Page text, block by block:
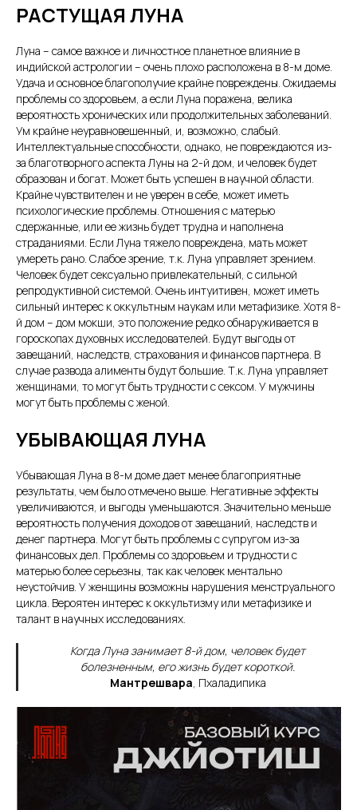
РАСТУЩАЯ ЛУНА
Луна – самое важное и личностное планетное влияние в
индийской астрологии – очень плохо расположена в 8-м доме.
Удача и основное благополучие крайне повреждены. Ожидаемы
проблемы со здоровьем, а если Луна поражена, велика
вероятность хронических или продолжительных заболеваний.
Ум крайне неуравновешенный, и, возможно, слабый.
Интеллектуальные способности, однако, не повреждаются из-
за благотворного аспекта Луны на 2-й дом, и человек будет
образован и богат. Может быть успешен в научной области.
Крайне чувствителен и не уверен в себе, может иметь
психологические проблемы. Отношения с матерью
сдержанные, или ее жизнь будет трудна и наполнена
страданиями. Если Луна тяжело повреждена, мать может
умереть рано. Слабое зрение, т.к. Луна управляет зрением.
Человек будет сексуально привлекательный, с сильной
репродуктивной системой. Очень интуитивен, может иметь
сильный интерес к оккультным наукам или метафизике. Хотя 8-
й дом – дом мокши, это положение редко обнаруживается в
гороскопах духовных исследователей. Будут выгоды от
завещаний, наследств, страхования и финансов партнера. В
случае развода алименты будут большие. Т.к. Луна управляет
женщинами, то могут быть трудности с сексом. У мужчины
могут быть проблемы с женой.
УБЫВАЮЩАЯ ЛУНА
Убывающая Луна в 8-м доме дает менее благоприятные
результаты, чем было отмечено выше. Негативные эффекты
увеличиваются, и выгоды уменьшаются. Значительно меньше
вероятность получения доходов от завещаний, наследств и
денег партнера. Могут быть проблемы с супругом из-за
финансовых дел. Проблемы со здоровьем и трудности с
матерью более серьезны, так как человек ментально
неустойчив. У женщины возможны нарушения менструального
цикла. Вероятен интерес к оккультизму или метафизике и
талант в научных исследованиях.
Когда Луна занимает 8-й дом, человек будет
болезненным, его жизнь будет короткой.
Мантрешвара, Пхаладипика